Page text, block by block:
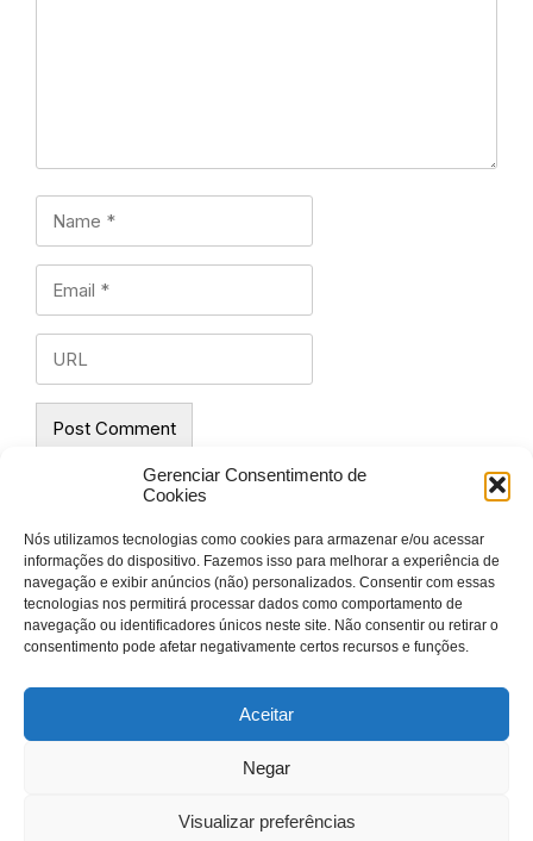
Gerenciar Consentimento de
Cookies
Nós utilizamos tecnologias como cookies para armazenar e/ou acessar
informações do dispositivo. Fazemos isso para melhorar a experiência de
navegação e exibir anúncios (não) personalizados. Consentir com essas
tecnologias nos permitirá processar dados como comportamento de
navegação ou identificadores únicos neste site. Não consentir ou retirar o
consentimento pode afetar negativamente certos recursos e funções.
Aceitar
Negar
Visualizar preferências
© Todos os direitos reservados. Instituto Sutilizar |
Portal do Aluno